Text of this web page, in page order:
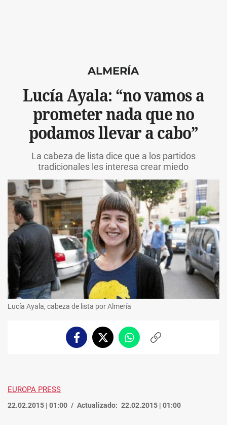
ALMERÍA
Lucía Ayala: “no vamos a
prometer nada que no
podamos llevar a cabo”
La cabeza de lista dice que a los partidos
tradicionales les interesa crear miedo
Lucía Ayala, cabeza de lista por Almería
FacebookTwitterWhatsappCopiar
EUROPA PRESS
22.02.2015 | 01:00 Actualizado: 22.02.2015 | 01:00